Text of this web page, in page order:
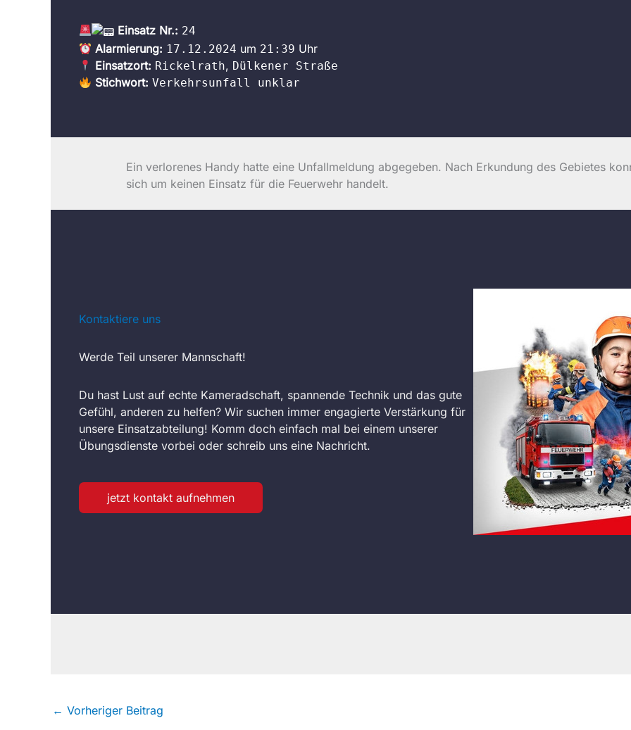
Einsatz Nr.: 24
Alarmierung: 17.12.2024 um 21:39 Uhr
Einsatzort: Rickelrath, Dülkener Straße
Stichwort: Verkehrsunfall unklar
Ein verlorenes Handy hatte eine Unfallmeldung abgegeben. Nach Erkundung des Gebietes
sich um keinen Einsatz für die Feuerwehr handelt.
Kontaktiere uns
Werde Teil unserer Mannschaft!
Du hast Lust auf echte Kameradschaft, spannende Technik und das gute
Gefühl, anderen zu helfen? Wir suchen immer engagierte Verstärkung für
unsere Einsatzabteilung! Komm doch einfach mal bei einem unserer
Übungsdienste vorbei oder schreib uns eine Nachricht.
jetzt kontakt aufnehmen
← Vorheriger Beitrag